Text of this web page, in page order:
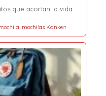
que acortan la vida
, mochilas Kanken